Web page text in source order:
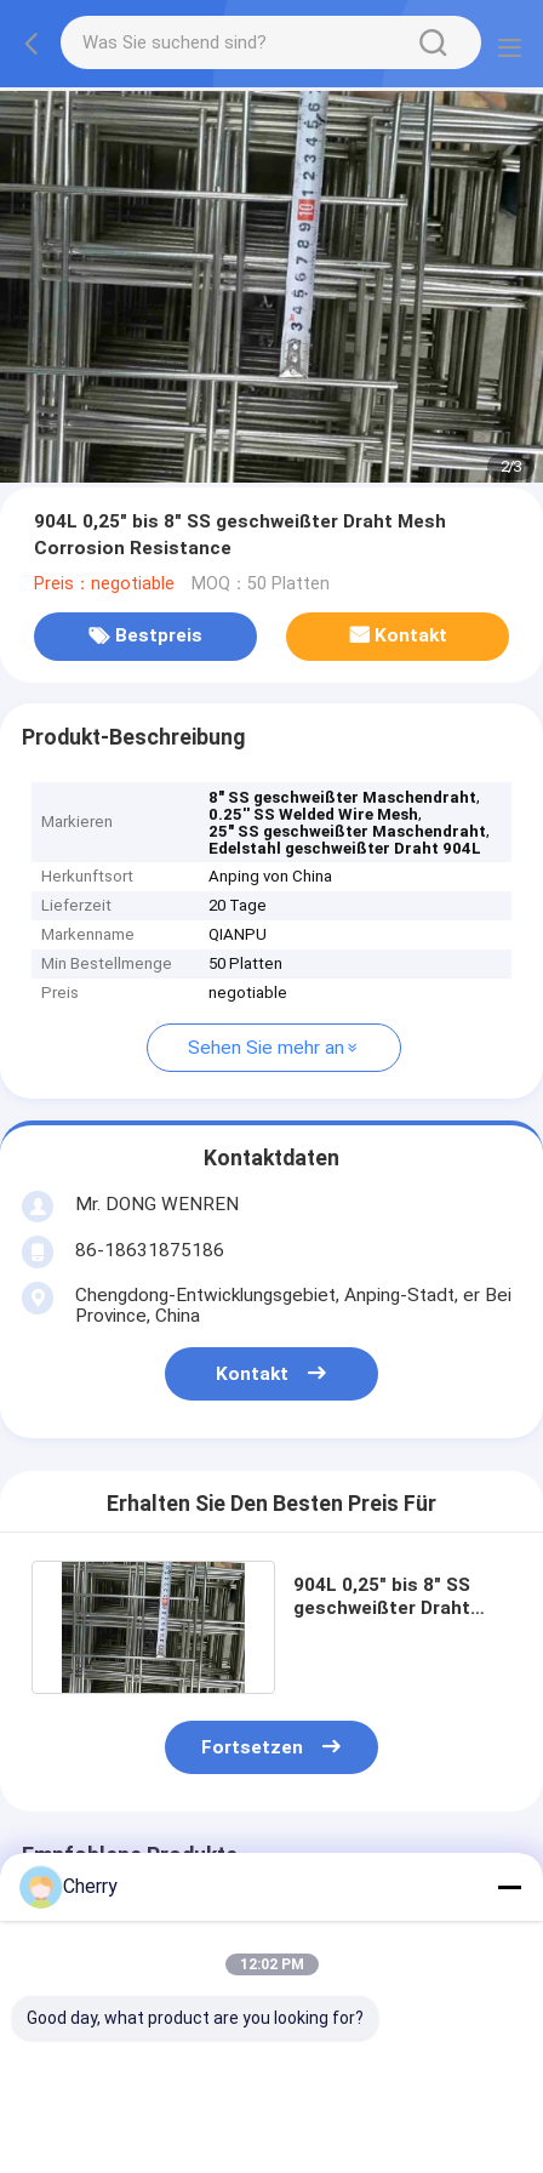
2/3
904L 0,25" bis 8" SS geschweißter Draht Mesh
Corrosion Resistance
Preis：negotiable MOQ：50 Platten
Bestpreis Kontakt
Produkt-Beschreibung
Markieren
8" SS geschweißter Maschendraht,
0.25'' SS Welded Wire Mesh,
25" SS geschweißter Maschendraht,
Edelstahl geschweißter Draht 904L
Herkunftsort
Anping von China
Lieferzeit
20 Tage
Markenname
QIANPU
Min Bestellmenge
50 Platten
Preis
negotiable
Sehen Sie mehr an
Kontaktdaten
Mr. DONG WENREN
86-18631875186
Chengdong-Entwicklungsgebiet, Anping-Stadt, er Bei
Province, China
Kontakt
Erhalten Sie Den Besten Preis Für
904L 0,25" bis 8" SS
geschweißter Draht
Fortsetzen
Empfohlene Produkte
Cherry
12:02 PM
Good day, what product are you looking for?